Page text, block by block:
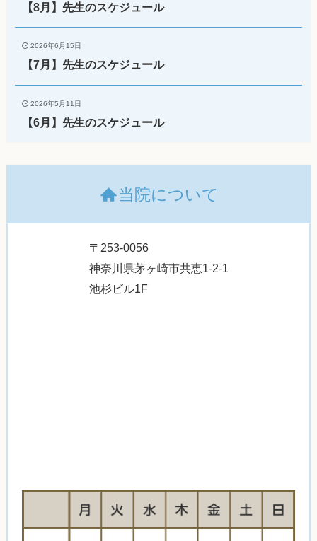
【8月】先生のスケジュール
2026年6月15日
【7月】先生のスケジュール
2026年5月11日
【6月】先生のスケジュール
当院について
〒253-0056
神奈川県茅ヶ崎市共恵1-2-1
池杉ビル1F